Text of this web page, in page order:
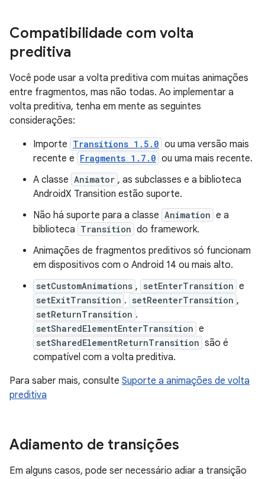
Compatibilidade com volta
preditiva
Você pode usar a volta preditiva com muitas animações
entre fragmentos, mas não todas. Ao implementar a
volta preditiva, tenha em mente as seguintes
considerações:
Importe Transitions 1.5.0 ou uma versão mais
recente e Fragments 1.7.0 ou uma mais recente.
A classe Animator , as subclasses e a biblioteca
AndroidX Transition estão suporte.
Não há suporte para a classe Animation e a
biblioteca Transition do framework.
Animações de fragmentos preditivos só funcionam
em dispositivos com o Android 14 ou mais alto.
setCustomAnimations , setEnterTransition e
setExitTransition . setReenterTransition ,
setReturnTransition .
setSharedElementEnterTransition e
setSharedElementReturnTransition são é
compatível com a volta preditiva.
Para saber mais, consulte Suporte a animações de volta
preditiva
Adiamento de transições
Em alguns casos, pode ser necessário adiar a transição